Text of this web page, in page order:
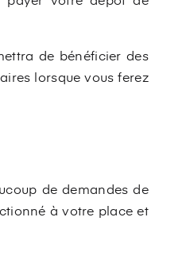
de bénéficier des
lorsque vous ferez
de demandes de
à votre place et